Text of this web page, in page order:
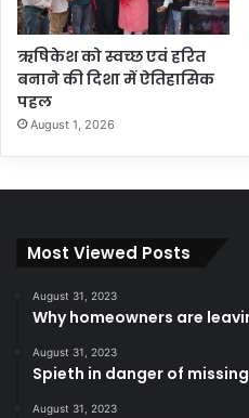
ऋषिकेश को स्वच्छ एवं हरित
बनाने की दिशा में ऐतिहासिक
पहल
August 1, 2026
Most Viewed Posts
August 31, 2023
Why homeowners are
August 31, 2023
Spieth in danger of
August 31, 2023